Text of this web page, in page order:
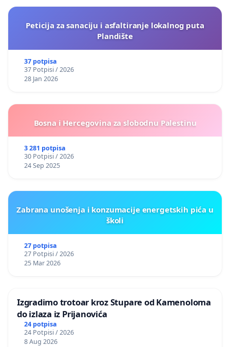
Peticija za sanaciju i asfaltiranje lokalnog puta
Plandište
37 potpisa
37 Potpisi / 2026
28 Jan 2026
Bosna i Hercegovina za slobodnu Palestinu
3 281 potpisa
30 Potpisi / 2026
24 Sep 2025
Zabrana unošenja i konzumacije energetskih pića u
školi
27 potpisa
27 Potpisi / 2026
25 Mar 2026
Izgradimo trotoar kroz Stupare od Kamenoloma
do izlaza iz Prijanovića
24 potpisa
24 Potpisi / 2026
8 Aug 2026